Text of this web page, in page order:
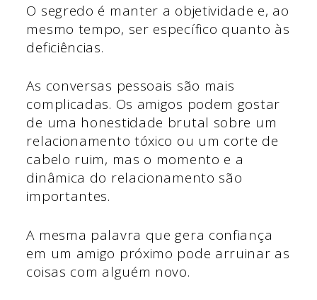
O segredo é manter a objetividade e, ao
mesmo tempo, ser específico quanto às
deficiências.
As conversas pessoais são mais
complicadas. Os amigos podem gostar
de uma honestidade brutal sobre um
relacionamento tóxico ou um corte de
cabelo ruim, mas o momento e a
dinâmica do relacionamento são
importantes.
A mesma palavra que gera confiança
em um amigo próximo pode arruinar as
coisas com alguém novo.